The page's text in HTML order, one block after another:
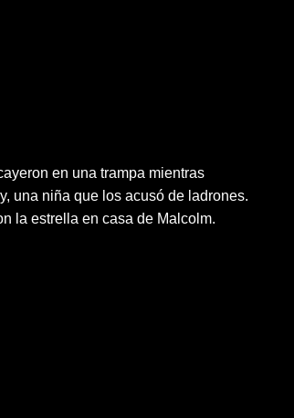
en una trampa mientras
una niña que los acusó de ladrones.
la estrella en casa de Malcolm.